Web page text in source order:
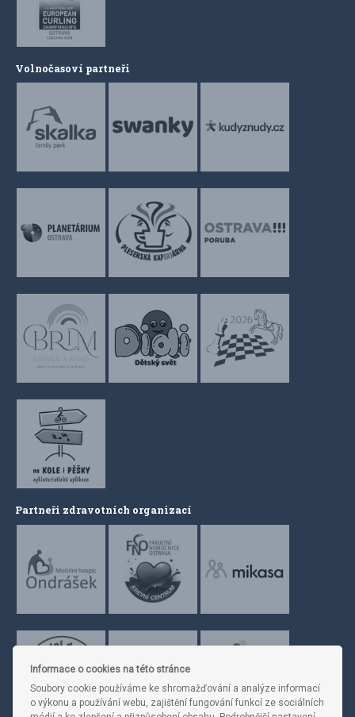
Volnočasoví partneři
Partneři zdravotních organizací
Informace o cookies na této stránce
Soubory cookie používáme ke shromažďování a analýze informací
o výkonu a používání webu, zajištění fungování funkcí ze sociálních